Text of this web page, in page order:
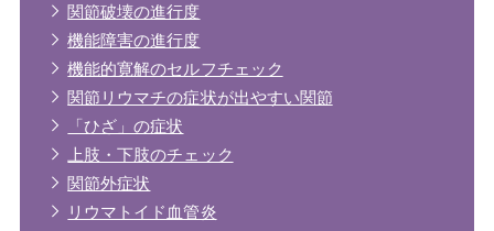
関節破壊の進行度
機能障害の進行度
機能的寛解のセルフチェック
関節リウマチの症状が出やすい関節
「ひざ」の症状
上肢・下肢のチェック
関節外症状
リウマトイド血管炎